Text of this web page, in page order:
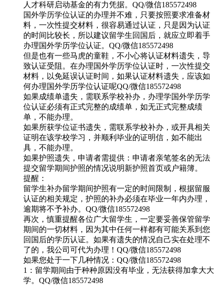
人才科研启动基金的有力凭据。QQ/微信185572498
国外学历学位认证的办理并不难，只要按照要求准备材
料，一次性提交材料，很容易通过认证，只是因为认证
的时间比较长，所以建议留学生回国后，就应立即着手
办理国外学历学位认证。QQ/微信185572498
但是也有一些马虎的童鞋，不小心将认证材料遗失，导
致认证受阻。在办理国外学历学位认证时，一次性提交
材料，以免延误认证时间，如果认证材料遗失，应该如
何办理国外学历学位认证呢QQ/微信185572498
如果成绩单遗失，需联系学校补办，办理学国外学历学
位认证必须有正式完整的成绩单，如无正式完整成绩
单，不能办理。
如果所获学位证书遗失，需联系学校补办，或开具相关
证明在该学校学习，并顺利毕业的证明信，如不能出
具，不能办理。
如果护照遗失，申请者需提供：申请者亲笔签名的无法
提交留学期间护照的情况说明新护照首页或户籍簿。
提醒：
留学生补办留学期间护照有一定的时间限制，根据留服
认证的相关规定，护照的补办必须在毕业一年内办理，
逾期将不予补办。QQ/微信185572498
再次，慎重提醒各位广大留学生，一定要妥善保管留学
期间的一切材料，因为其中任何一样都有可能关系到您
回国后的学历认证。如果有遗失的情况自己实在处理不
了的，我公司可代为办理！QQ/微信185572498
如果您处于一下几种情况：QQ/微信185572498
1：留学期间由于种种原因没有毕业，无法获得加拿大大
学。QQ/微信185572498